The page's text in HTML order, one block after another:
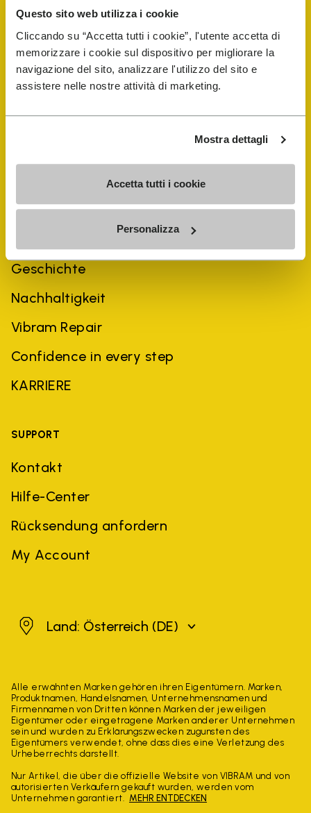
Questo sito web utilizza i cookie
Cliccando su “Accetta tutti i cookie”, l'utente accetta di
memorizzare i cookie sul dispositivo per migliorare la
navigazione del sito, analizzare l'utilizzo del sito e
assistere nelle nostre attività di marketing.
Mostra dettagli
Accetta tutti i cookie
Personalizza
E-SHOP
Schuhreparatur-Finder
Geschichte
Nachhaltigkeit
Vibram Repair
Confidence in every step
KARRIERE
SUPPORT
Kontakt
Hilfe-Center
Rücksendung anfordern
My Account
Österreich
Land: Österreich (DE)
Alle erwähnten Marken gehören ihren Eigentümern. Marken,
Produktnamen, Handelsnamen, Unternehmensnamen und
Firmennamen von Dritten können Marken der jeweiligen
Eigentümer oder eingetragene Marken anderer Unternehmen
sein und wurden zu Erklärungszwecken zugunsten des
Eigentümers verwendet, ohne dass dies eine Verletzung des
Urheberrechts darstellt.
Nur Artikel, die über die offizielle Website von VIBRAM und von
autorisierten Verkäufern gekauft wurden, werden vom
Unternehmen garantiert. MEHR ENTDECKEN